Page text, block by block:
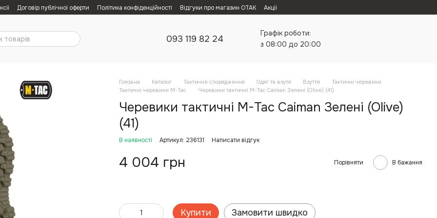
Договір публічної оферти Політика конфіденційності Відгуки про магазин ОТАК Акції
093 119 82 24
Графік роботи:
з 08:00 до 20:00
Головна Каталог Тактичне спорядження Одяг та взутя Взуття
Тактичні черевики
Тактичні черевики M-Tac
Черевики тактичні M-Tac Caiman Зелені (Olive) (41)
Черевики тактичні M-Tac Caiman Зелені (Olive)
(41)
В наявності Артикул: 236131 Написати відгук
4 004 грн Порівняти В бажання
Купити Замовити швидко